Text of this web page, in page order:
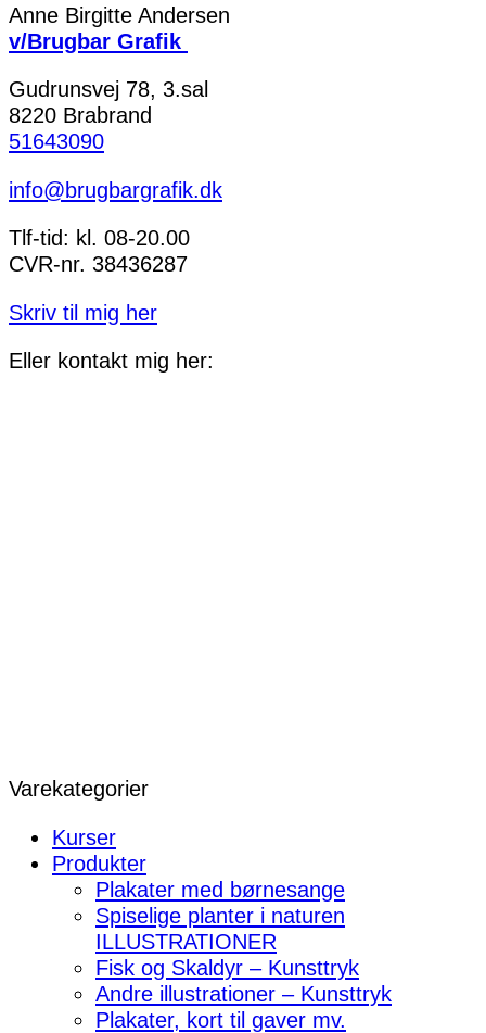
Anne Birgitte Andersen
v/Brugbar Grafik
Gudrunsvej 78, 3.sal
8220 Brabrand
51643090
info@brugbargrafik.dk
Tlf-tid: kl. 08-20.00
CVR-nr. 38436287
Skriv til mig her
Eller kontakt mig her:
Varekategorier
Kurser
Produkter
Plakater med børnesange
Spiselige planter i naturen
ILLUSTRATIONER
Fisk og Skaldyr – Kunsttryk
Andre illustrationer – Kunsttryk
Plakater, kort til gaver mv.